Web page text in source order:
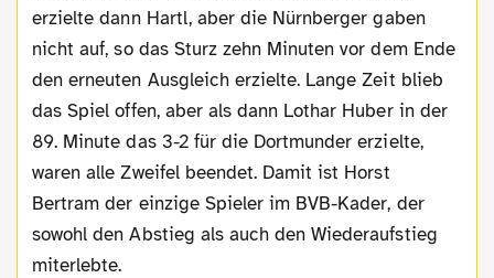
erzielte dann Hartl, aber die Nürnberger gaben
nicht auf, so das Sturz zehn Minuten vor dem Ende
den erneuten Ausgleich erzielte. Lange Zeit blieb
das Spiel offen, aber als dann Lothar Huber in der
89. Minute das 3-2 für die Dortmunder erzielte,
waren alle Zweifel beendet. Damit ist Horst
Bertram der einzige Spieler im BVB-Kader, der
sowohl den Abstieg als auch den Wiederaufstieg
miterlebte.